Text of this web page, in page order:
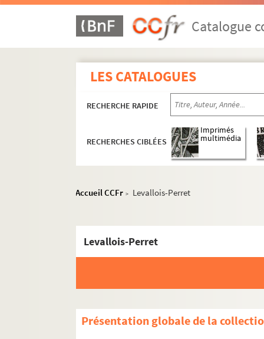
Catalogue
LES CATALOGUES
RECHERCHE RAPIDE
RECHERCHES CIBLÉES
Imprimés
multimédia
Accueil CCFr > Levallois-Perret
Levallois-Perret
Présentation globale de la
Seine-et-Marne